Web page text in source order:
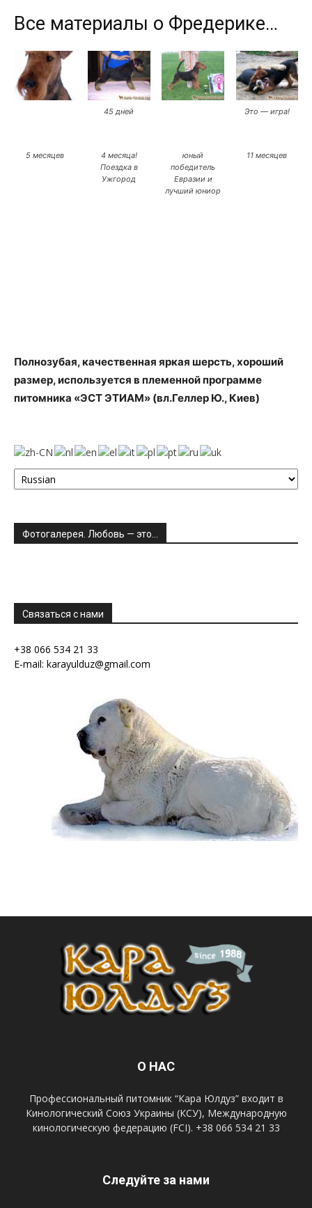
Все материалы о Фредерике…
45 дней Это — игра!
5 месяцев
4 месяца!
Поездка в
Ужгород
юный
победитель
Евразии и
лучший юниор
11 месяцев
Полнозубая, качественная яркая шерсть, хороший
размер, используется в племенной программе
питомника «ЭСТ ЭТИАМ» (вл.Геллер Ю., Киев)
Фотогалерея. Любовь — это…
Связаться с нами
+38 066 534 21 33
E-mail: karayulduz@gmail.com
О НАС
Профессиональный питомник “Кара Юлдуз” входит в
Кинологический Союз Украины (КСУ), Международную
кинологическую федерацию (FCI). +38 066 534 21 33
Следуйте за нами